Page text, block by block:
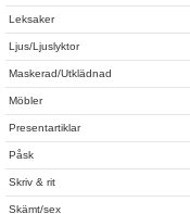
Leksaker
Ljus/Ljuslyktor
Maskerad/Utklädnad
Möbler
Presentartiklar
Påsk
Skriv & rit
Skämt/sex